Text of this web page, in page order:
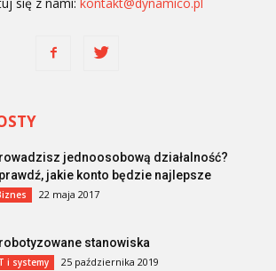
się z nami: kontakt@dynamico.pl
jednoosobową działalność?
jakie konto będzie najlepsze
22 maja 2017
stanowiska
i systemy 25 października 2019